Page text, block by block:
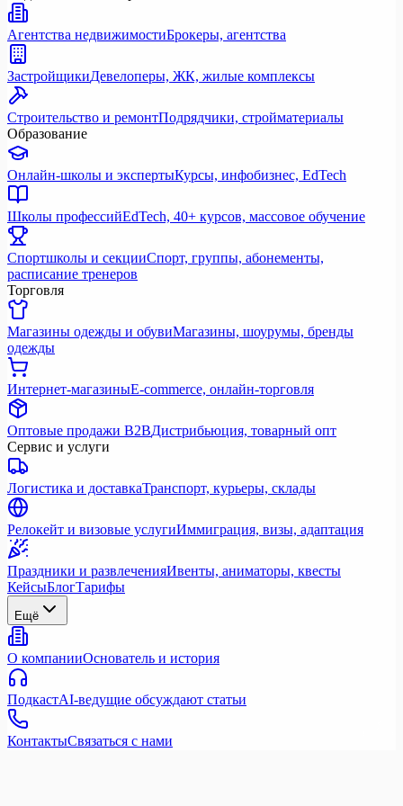
Агентства недвижимостиБрокеры, агентства
ЗастройщикиДевелоперы, ЖК, жилые комплексы
Строительство и ремонтПодрядчики, стройматериалы
Образование
Онлайн-школы и экспертыКурсы, инфобизнес, EdTech
Школы профессийEdTech, 40+ курсов, массовое обучение
Спортшколы и секцииСпорт, группы, абонементы,
расписание тренеров
Торговля
Магазины одежды и обувиМагазины, шоурумы, бренды
одежды
Интернет-магазиныE-commerce, онлайн-торговля
Оптовые продажи B2BДистрибьюция, товарный опт
Сервис и услуги
Логистика и доставкаТранспорт, курьеры, склады
Релокейт и визовые услугиИммиграция, визы, адаптация
Праздники и развлеченияИвенты, аниматоры, квесты
КейсыБлогТарифы
Ещё
О компанииОснователь и история
ПодкастAI-ведущие обсуждают статьи
КонтактыСвязаться с нами